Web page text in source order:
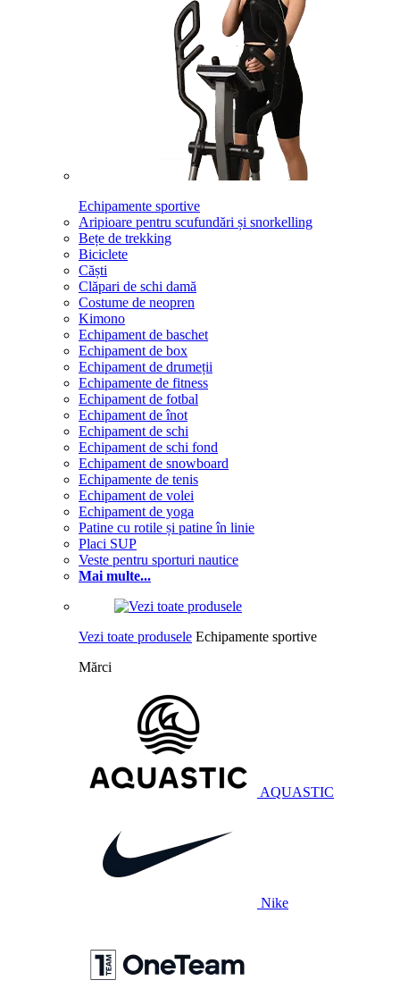
Echipamente sportive
Aripioare pentru scufundări și snorkelling
Bețe de trekking
Biciclete
Căști
Clăpari de schi damă
Costume de neopren
Kimono
Echipament de baschet
Echipament de box
Echipament de drumeții
Echipamente de fitness
Echipament de fotbal
Echipament de înot
Echipament de schi
Echipament de schi fond
Echipament de snowboard
Echipamente de tenis
Echipament de volei
Echipament de yoga
Patine cu rotile și patine în linie
Placi SUP
Veste pentru sporturi nautice
Mai multe...
Vezi toate produsele Echipamente sportive
Mărci
AQUASTIC
Nike